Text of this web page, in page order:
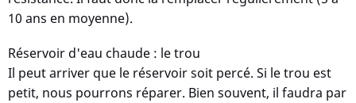
10 ans en moyenne).
Réservoir d'eau chaude : le trou
Il peut arriver que le réservoir soit percé. Si le trou est
petit, nous pourrons réparer. Bien souvent, il faudra par